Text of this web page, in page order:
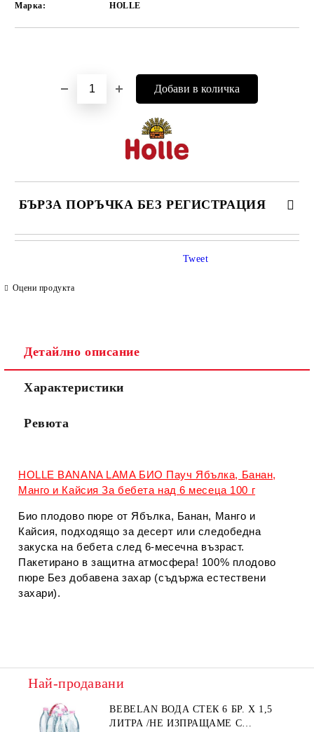
Марка:
HOLLE
БЪРЗА ПОРЪЧКА БЕЗ РЕГИСТРАЦИЯ
САМО ПОПЪЛНЕТЕ 4 ПОЛЕТА
Съгласен съм сПолитиката за лични данни
Ние ще се свържем с вас в рамките на работния ден.
Оцени продукта
Tweet
Детайлно описание
Характеристики
Ревюта
HOLLE BANANA LAMA БИО Пауч Ябълка, Банан,
Манго и Кайсия За бебета над 6 месеца 100 г
Био плодово пюре от Ябълка, Банан, Манго и
Кайсия, подходящо за десерт или следобедна
закуска на бебета след 6-месечна възраст.
Пакетирано в защитна атмосфера! 100% плодово
пюре Без добавена захар (съдържа естествени
захари).
Най-продавани
BEBELAN ВОДА СТЕК 6 БР. Х 1,5
ЛИТРА /НЕ ИЗПРАЩАМЕ С